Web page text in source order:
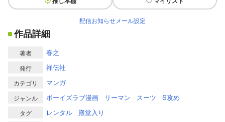
配信お知らせメール設定
作品詳細
著者 春之
発行 祥伝社
カテゴリ マンガ
ジャンル ボーイズラブ漫画 リーマン スーツ S攻め
タグ レンタル 殿堂入り